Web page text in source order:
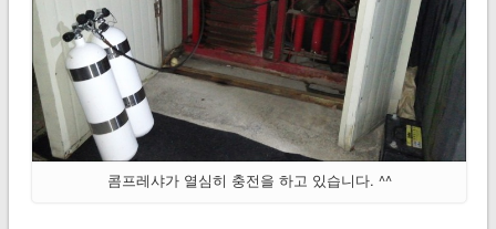
콤프레샤가 열심히 충전을 하고 있습니다. ^^